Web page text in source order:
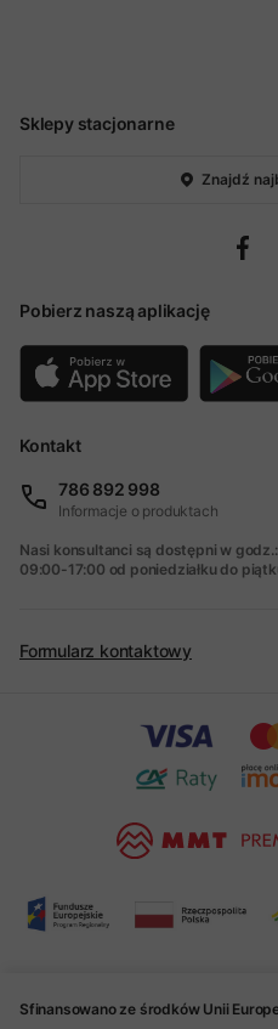
Sklepy stacjonarne
Znajdź
Pobierz naszą aplikację
Kontakt
786 892 998
Informacje o produktach
Nasi konsultanci są dostępni w godz.:
09:00-17:00 od poniedziałku do
Formularz kontaktowy
Sfinansowano ze środków Unii